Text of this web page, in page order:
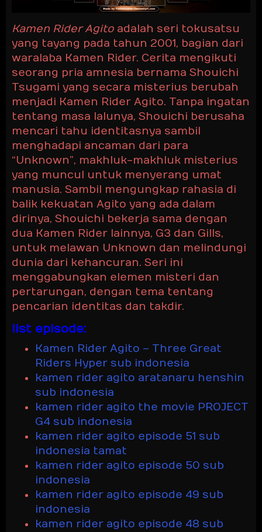
Kamen Rider Agito adalah seri tokusatsu
yang tayang pada tahun 2001, bagian dari
waralaba Kamen Rider. Cerita mengikuti
seorang pria amnesia bernama Shouichi
Tsugami yang secara misterius berubah
menjadi Kamen Rider Agito. Tanpa ingatan
tentang masa lalunya, Shouichi berusaha
mencari tahu identitasnya sambil
menghadapi ancaman dari para
“Unknown”, makhluk-makhluk misterius
yang muncul untuk menyerang umat
manusia. Sambil mengungkap rahasia di
balik kekuatan Agito yang ada dalam
dirinya, Shouichi bekerja sama dengan
dua Kamen Rider lainnya, G3 dan Gills,
untuk melawan Unknown dan melindungi
dunia dari kehancuran. Seri ini
menggabungkan elemen misteri dan
pertarungan, dengan tema tentang
pencarian identitas dan takdir.
list episode:
Kamen Rider Agito – Three Great
Riders Hyper sub indonesia
kamen rider agito aratanaru henshin
sub indonesia
kamen rider agito the movie PROJECT
G4 sub indonesia
kamen rider agito episode 51 sub
indonesia tamat
kamen rider agito episode 50 sub
indonesia
kamen rider agito episode 49 sub
indonesia
kamen rider agito episode 48 sub